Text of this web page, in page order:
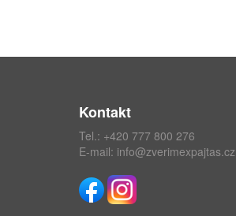
Kontakt
Tel.: +420 777 800 276
E-mail: info@zverimexpajtas.cz